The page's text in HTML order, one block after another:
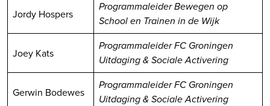
Jordy Hospers
Programmaleider Bewegen op
School en Trainen in de Wijk
Joey Kats
Programmaleider FC Groningen
Uitdaging & Sociale Activering
Gerwin Bodewes
Programmaleider FC Groningen
Uitdaging & Sociale Activering